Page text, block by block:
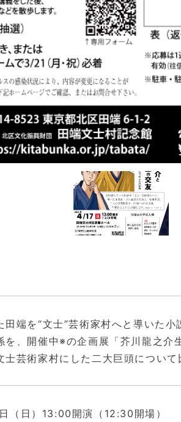
田端を“文士”芸術家村へと導いた小
を、開催中※の企画展「芥川龍之
士芸術家村にした二大巨頭につい
（日）13:00開演（12:30開場）